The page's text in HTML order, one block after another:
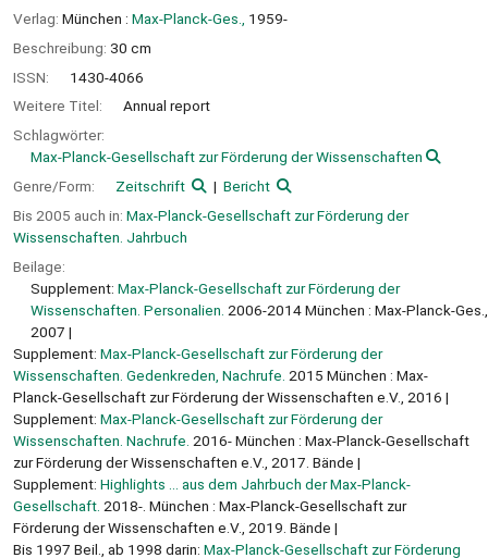
Verlag: München : Max-Planck-Ges.,
1959-
Beschreibung: 30 cm
ISSN:
1430-4066
Weitere Titel:
Annual report
Schlagwörter:
Max-Planck-Gesellschaft zur Förderung der Wissenschaften
Genre/Form:
Zeitschrift
Bericht
Bis 2005 auch in: Max-Planck-Gesellschaft zur Förderung der
Wissenschaften. Jahrbuch
Beilage:
Supplement: Max-Planck-Gesellschaft zur Förderung der
Wissenschaften. Personalien. 2006-2014 München : Max-Planck-Ges.,
2007
Supplement: Max-Planck-Gesellschaft zur Förderung der
Wissenschaften. Gedenkreden, Nachrufe. 2015 München : Max-
Planck-Gesellschaft zur Förderung der Wissenschaften e.V., 2016
Supplement: Max-Planck-Gesellschaft zur Förderung der
Wissenschaften. Nachrufe. 2016- München : Max-Planck-Gesellschaft
zur Förderung der Wissenschaften e.V., 2017. Bände
Supplement: Highlights ... aus dem Jahrbuch der Max-Planck-
Gesellschaft. 2018-. München : Max-Planck-Gesellschaft zur
Förderung der Wissenschaften e.V., 2019. Bände
Bis 1997 Beil., ab 1998 darin: Max-Planck-Gesellschaft zur Förderung